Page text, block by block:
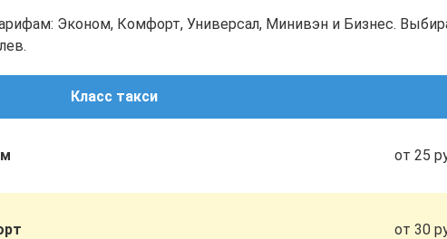
Эконом, Комфорт, Универсал, Минивэн и Бизнес.
Класс такси
от 25
от 30